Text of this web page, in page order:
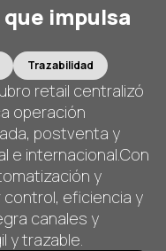
impulsa
Trazabilidad
retail centralizó
operación
postventa y
e internacional.Con
y
eficiencia y
canales y
y trazable.